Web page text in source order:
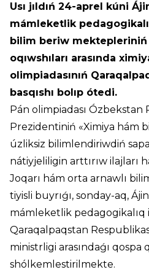
Usı jıldıń 24-aprel kúni
mámleketlik
bilim beriw
oqıwshıları arasında
olimpiadasınıń
basqıshı bolıp ótedi.
Pán olimpiadası Ózbekstan
Prezidentiniń «Ximiya hám
úzliksiz bilimlendiriwdiń
nátiyjeliligin arttırıw ilajları
Joqarı hám orta arnawlı
tiyisli buyrıǵı, sonday-aq,
mámleketlik pedagogikalıq
Qaraqalpaqstan
ministrligi arasındaǵı qospa
shólkemlestirilmekte.